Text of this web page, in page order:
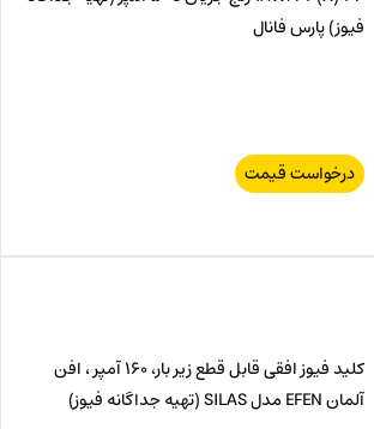
فیوز) پارس فانال
درخواست قیمت
کلید فیوز افقی قابل قطع زیر بار، 160 آمپر ، افن
آلمان EFEN مدل SILAS (تهیه جداگانه فیوز)